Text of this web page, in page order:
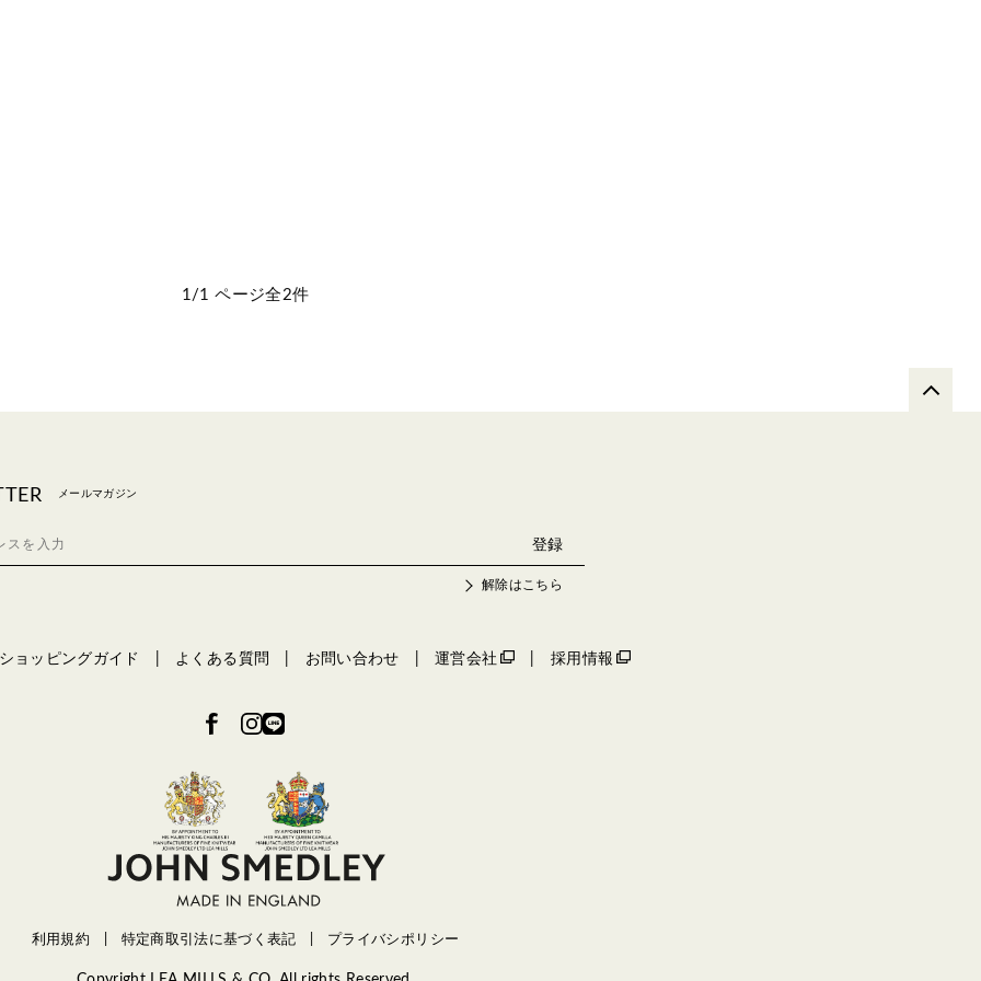
1/1 ページ全2件
メールマガジン
解除はこちら
ショッピングガイド よくある質問 お問い合わせ 運営会社 採用情報
利用規約 特定商取引法に基づく表記 プライバシポリシー